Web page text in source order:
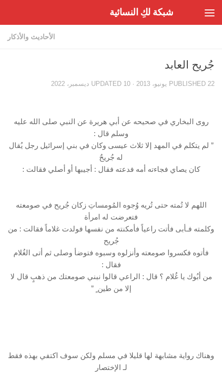
شبكة لكِ النسائية
الأحاديث والأذكار
جُريح العابد
PUBLISHED 22 يونيو، 2013 · UPDATED 10 ديسمبر، 2022
روى البخاري في صحيحه عن أبي هريرة عن النبي صلى الله عليه
وسلم قال :
” لم يتكلم في المهد إلا ثلاث عيسى وكان في بني إسرائيل رجل يُقال
له جُريحٌ
كان يصاي فجاءته أمه فدعته فقال : أجيبها أو أصلي فقالت :
اللهم لا تُمته حتى تُريه وُجوه المُومساتِ زكان جُريح في صومعته
فتعرضت له امرأة
وكلمته فـأبى فأتت راعياً فأمكنته من نفسها فولدت غلاماً فقالت : من
جُريح
فأتوه فكسروا صومعته وأنزلوه وسبوه فتوضأ وصلى ثم أتى الغُلام
فقال :
من أبُوك يا غُلام ؟ قال : الراعي قالوا نبني صومعتك من ذهبٍ قال لا
إلا من طين ٍ ”
وهناك رواية مشابهة لها قليلا في مسلم ولكن سوف اكتفي بهذه فقط
لـ الإختصار